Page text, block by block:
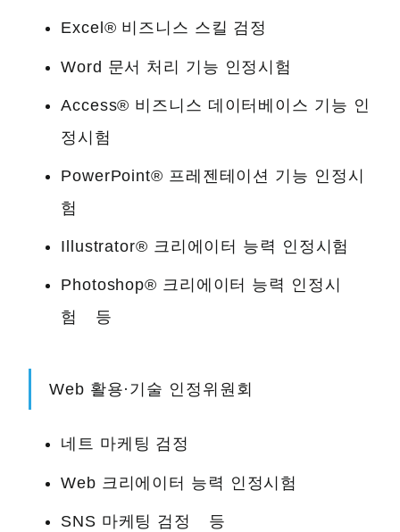
Excel® 비즈니스 스킬 검정
Word 문서 처리 기능 인정시험
Access® 비즈니스 데이터베이스 기능 인
정시험
PowerPoint® 프레젠테이션 기능 인정시
험
Illustrator® 크리에이터 능력 인정시험
Photoshop® 크리에이터 능력 인정시
험 등
Web 활용·기술 인정위원회
네트 마케팅 검정
Web 크리에이터 능력 인정시험
SNS 마케팅 검정 등